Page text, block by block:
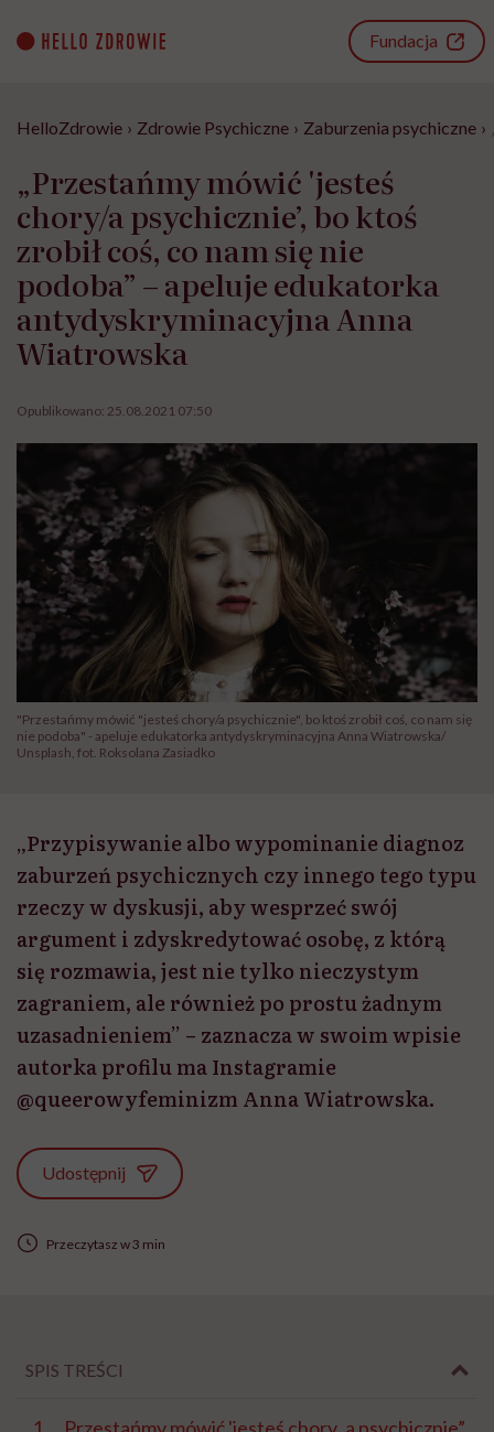
content
Fundacja
HelloZdrowie › Zdrowie Psychiczne › Zaburzenia psychiczne ›
„Przestańmy mówić 'jesteś
chory/a psychicznie’, bo ktoś
zrobił coś, co nam się nie
podoba” – apeluje edukatorka
antydyskryminacyjna Anna
Wiatrowska
Opublikowano: 25.08.2021 07:50
"Przestańmy mówić "jesteś chory/a psychicznie", bo ktoś zrobił coś, co nam się
nie podoba" - apeluje edukatorka antydyskryminacyjna Anna Wiatrowska/
Unsplash, fot. Roksolana Zasiadko
„Przypisywanie albo wypominanie diagnoz
zaburzeń psychicznych czy innego tego typu
rzeczy w dyskusji, aby wesprzeć swój
argument i zdyskredytować osobę, z którą
się rozmawia, jest nie tylko nieczystym
zagraniem, ale również po prostu żadnym
uzasadnieniem” – zaznacza w swoim wpisie
autorka profilu ma Instagramie
@queerowyfeminizm Anna Wiatrowska.
Udostępnij
Przeczytasz w 3 min
SPIS TREŚCI